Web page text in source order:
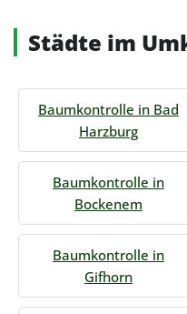
Städte im
Baumkontrolle in Bad
Harzburg
Baumkontrolle in
Bockenem
Baumkontrolle in
Gifhorn